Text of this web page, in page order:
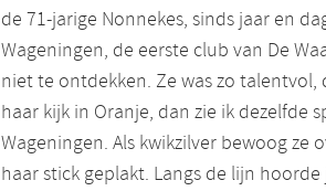
de 71-jarige Nonnekes, sinds jaar en
Wageningen, de eerste club van De
niet te ontdekken. Ze was zo talentvol,
haar kijk in Oranje, dan zie ik dezelfde
Wageningen. Als kwikzilver bewoog ze
haar stick geplakt. Langs de lijn